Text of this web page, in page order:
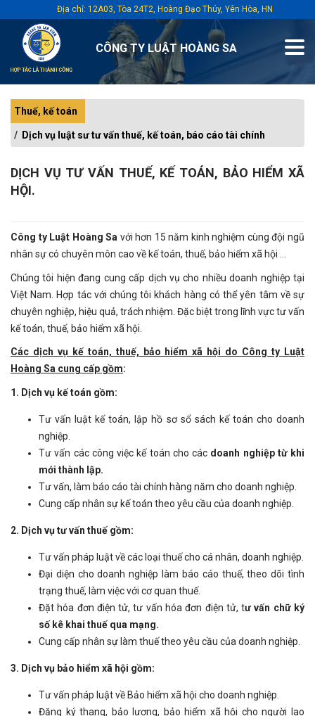
CÔNG TY LUẬT HOÀNG SA
Địa chỉ: 12A03, Tòa 24T2, Hoàng Đạo Thúy, Yên Hòa, HN
Thuế, kế toán
Dịch vụ luật sư tư vấn thuế, kế toán, báo cáo tài chính
DỊCH VỤ TƯ VẤN THUẾ, KẾ TOÁN, BẢO HIỂM XÃ
HỘI.
Công ty Luật Hoàng Sa với hơn 15 năm kinh nghiệm cùng đội ngũ
nhân sự có chuyên môn cao về kế toán, thuế, bảo hiểm xã hội ...
Chúng tôi hiện đang cung cấp dịch vụ cho nhiều doanh nghiệp tại
Việt Nam. Hợp tác với chúng tôi khách hàng có thể yên tâm về sự
chuyên nghiệp, hiệu quả, trách nhiệm. Đặc biệt trong lĩnh vực tư vấn
kế toán, thuế, bảo hiểm xã hội.
Các dịch vụ kế toán, thuế, bảo hiểm xã hội do Công ty Luật
Hoàng Sa cung cấp gồm:
1. Dịch vụ kế toán gồm:
Tư vấn luật kế toán, lập hồ sơ sổ sách kế toán cho doanh
nghiệp.
Tư vấn các công việc kế toán cho các doanh nghiệp từ khi
mới thành lập.
Tư vấn, làm báo cáo tài chính hàng năm cho doanh nghiệp.
Cung cấp nhân sự kế toán theo yêu cầu của doanh nghiệp.
2. Dịch vụ tư vấn thuế gồm:
Tư vấn pháp luật về các loại thuế cho cá nhân, doanh nghiệp.
Đại diện cho doanh nghiệp làm báo cáo thuế, theo dõi tình
trạng thuế, làm việc với cơ quan thuế.
Đặt hóa đơn điện tử, tư vấn hóa đơn điện tử, tư vấn chữ ký
số kê khai thuế qua mạng.
Cung cấp nhân sự làm thuế theo yêu cầu của doanh nghiệp.
3. Dịch vụ bảo hiểm xã hội gồm:
Tư vấn pháp luật về Bảo hiểm xã hội cho doanh nghiệp.
Đăng ký thang, bảo lương, bảo hiểm xã hội cho người lao